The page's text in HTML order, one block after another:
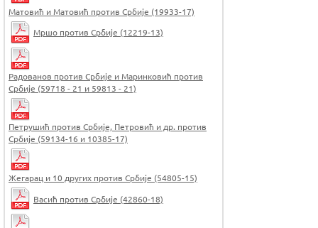
Матовић и Матовић против Србије (19933-17)
Мршо против Србије (12219-13)
Радованов против Србије и Маринковић против
Србије (59718 - 21 и 59813 - 21)
Петрушић против Србије, Петровић и др. против
Србије (59134-16 и 10385-17)
Жегарац и 10 других против Србије (54805-15)
Васић против Србије (42860-18)